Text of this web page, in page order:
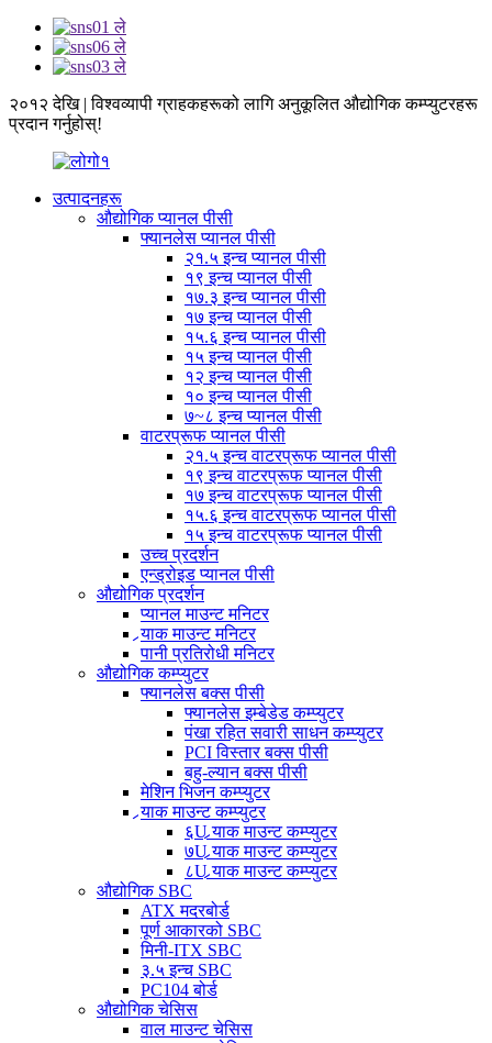
२०१२ देखि | विश्वव्यापी ग्राहकहरूको लागि अनुकूलित औद्योगिक कम्प्युटरहरू
प्रदान गर्नुहोस्!
उत्पादनहरू
औद्योगिक प्यानल पीसी
फ्यानलेस प्यानल पीसी
२१.५ इन्च प्यानल पीसी
१९ इन्च प्यानल पीसी
१७.३ इन्च प्यानल पीसी
१७ इन्च प्यानल पीसी
१५.६ इन्च प्यानल पीसी
१५ इन्च प्यानल पीसी
१२ इन्च प्यानल पीसी
१० इन्च प्यानल पीसी
७~८ इन्च प्यानल पीसी
वाटरप्रूफ प्यानल पीसी
२१.५ इन्च वाटरप्रूफ प्यानल पीसी
१९ इन्च वाटरप्रूफ प्यानल पीसी
१७ इन्च वाटरप्रूफ प्यानल पीसी
१५.६ इन्च वाटरप्रूफ प्यानल पीसी
१५ इन्च वाटरप्रूफ प्यानल पीसी
उच्च प्रदर्शन
एन्ड्रोइड प्यानल पीसी
औद्योगिक प्रदर्शन
प्यानल माउन्ट मनिटर
र्‍याक माउन्ट मनिटर
पानी प्रतिरोधी मनिटर
औद्योगिक कम्प्युटर
फ्यानलेस बक्स पीसी
फ्यानलेस इम्बेडेड कम्प्युटर
पंखा रहित सवारी साधन कम्प्युटर
PCI विस्तार बक्स पीसी
बहु-ल्यान बक्स पीसी
मेशिन भिजन कम्प्युटर
र्‍याक माउन्ट कम्प्युटर
६U र्‍याक माउन्ट कम्प्युटर
७U र्‍याक माउन्ट कम्प्युटर
८U र्‍याक माउन्ट कम्प्युटर
औद्योगिक SBC
ATX मदरबोर्ड
पूर्ण आकारको SBC
मिनी-ITX SBC
३.५ इन्च SBC
PC104 बोर्ड
औद्योगिक चेसिस
वाल माउन्ट चेसिस